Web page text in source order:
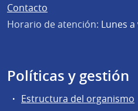
Contacto
Horario de atención: Lunes
Políticas y gestión
Estructura del organismo